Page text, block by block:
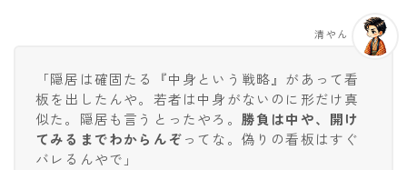
「隠居は確固たる『中身という戦略』があって看
板を出したんや。若者は中身がないのに形だけ真
似た。隠居も言うとったやろ。 勝負は中や、開け
てみるまでわからんぞってな。偽りの看板はすぐ
バレるんやで」
清やん